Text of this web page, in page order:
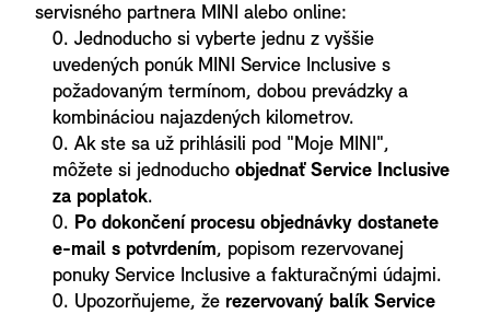
servisného partnera MINI alebo online:
Jednoducho si vyberte jednu z vyššie
uvedených ponúk MINI Service Inclusive s
požadovaným termínom, dobou prevádzky a
kombináciou najazdených kilometrov.
Ak ste sa už prihlásili pod "Moje MINI",
môžete si jednoducho objednať Service Inclusive
za poplatok.
Po dokončení procesu objednávky dostanete
e-mail s potvrdením, popisom rezervovanej
ponuky Service Inclusive a fakturačnými údajmi.
Upozorňujeme, že rezervovaný balík Service